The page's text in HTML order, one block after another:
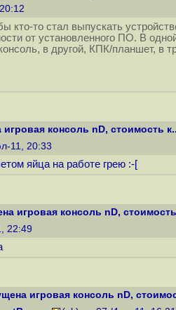
кто-то стал выпускать
от установленного ПО. В
в другой, КПК/планшет, в
консоль nD, стоимость
11, 20:33
яйца на работе грею :-[
игровая консоль nD,
22:49
игровая консоль nD,